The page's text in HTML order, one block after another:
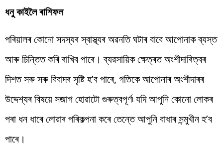
ধনু কাইলৈ ৰাশিফল
পৰিয়ালৰ কোনো সদস্যৰ স্বাস্থ্যৰ অৱনতি ঘটাৰ বাবে আপোনাক ব্যস্ত
আৰু চিন্তিত কৰি ৰাখিব পাৰে। ব্যৱসায়িক ক্ষেত্ৰত অংশীদাৰিত্বৰ
দিশত সৰু সৰু বিবাদৰ সৃষ্টি হ’ব পাৰে, গতিকে আপোনাৰ অংশীদাৰৰ
উদ্দেশ্যৰ বিষয়ে সজাগ হোৱাটো গুৰুত্বপূৰ্ণ৷ যদি আপুনি কোনো লোকৰ
পৰা ধন ধাৰে লোৱাৰ পৰিকল্পনা কৰে তেন্তে আপুনি বাধাৰ সন্মুখীন হ’ব
পাৰে।